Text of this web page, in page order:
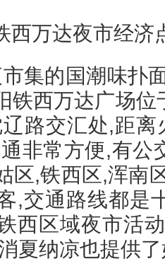
集的国潮味扑
铁西万达广场
路交汇处,距
非常方便,有公
区,铁西区,浑南
,交通路线都是
西区域夜市活
夏纳凉也提供